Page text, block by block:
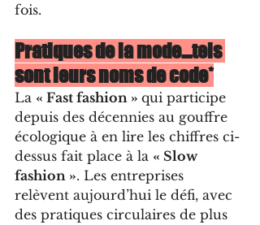
fois.
Pratiques de la mode…tels
sont leurs noms de code*
La « Fast fashion » qui participe
depuis des décennies au gouffre
écologique à en lire les chiffres ci-
dessus fait place à la « Slow
fashion ». Les entreprises
relèvent aujourd’hui le défi, avec
des pratiques circulaires de plus